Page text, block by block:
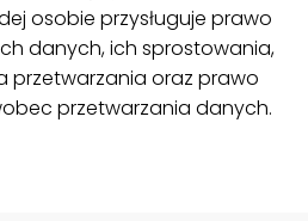
osobie przysługuje prawo
danych, ich sprostowania,
przetwarzania oraz prawo
przetwarzania danych.